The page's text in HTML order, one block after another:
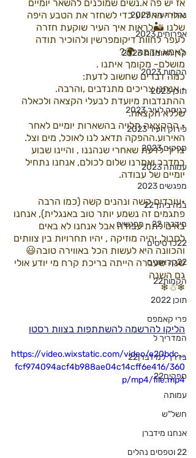
נהלי העיר 2023
אפרוחים 2023
קרן האומנות 2023
הקמות 2023
תוכן 2023
כניסה לעיר 2023
פירוק העיר 2023
ספקים 2023
עמותה 2023
מפגשים 2023
בנה ביתך22
מידברן 22 - מפגשים
22כרטיסים
22קראוונים
הקמות22
תוכן 2022
פרי קאמפס
המדריך ל
בדרך למידברן22
ספקים22
עמותה
חשל"ש
אנחנו מידברן
22 וטפסים נהלים
אז יש פה א.נשים שמוכנים להשאר יומיים
אחרי האירוע כדי לשחזר את הטבע היפה
שלנו 🏜לראות איך העיר שוקעת חזרה
לעפר לחוות דיקומפרשין ולהוכיר תודה
לאמא אדמה 🌍?
מושלם- מקומך איתנו .
כמה דברים שחשוב לדעת:
• אנחנו צריכים מתנדבים ,והרבה.
ההתנדבות מיועדת לבעלי הקצאה ולכאלה
שללא הקצאה.
• ההקצאה תלויה בהשארות יומיים לאחר
האירוע.ההפקה תדאג לנו לאוכל, מים וצל.
צריך לדעת שאחרי שנהננו , והיינו שבוע
במדבר ואמרנו שלום לכולם, אנחנו נתחיל
יומיים של עבודה.
•עובדים קשה ונהנים קשה (כמו הרבה
פתגמים זה נשמע יותר טוב באנגלית), אנחנו
באים לתת עבודה אבל אנחנו לא באים
לסבול, יהיה מוזיקה , יהיו תחרויות בין צוותים
והכוונה היא לעשות הכל באווירה טובה😃
שנה שעברה הייתה בריכת קרח מי יודע אולי
גם השנה
❄☃❄
הליקו להרשמה להשתתפות בצוות רסטו
https://video.wixstatic.com/video/e20bdc_
fcf974094acf4b988ae04c14cff6e416/360
p/mp4/file.mp4